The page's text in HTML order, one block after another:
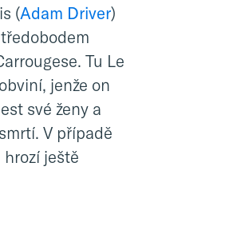
(Adam Driver)
Tu Le
jenže on
své ženy a
V případě
ještě